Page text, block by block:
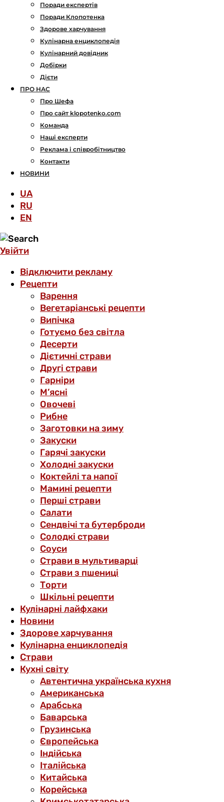
Поради експертів
Поради Клопотенка
Здорове харчування
Кулінарна енциклопедія
Кулінарний довідник
Добірки
Дієти
ПРО НАС
Про Шефа
Про сайт klopotenko.com
Команда
Наші експерти
Реклама і співробітництво
Контакти
НОВИНИ
UA
RU
EN
Увійти
Відключити рекламу
Рецепти
Варення
Вегетаріанські рецепти
Випічка
Готуємо без світла
Десерти
Дієтичні страви
Другі страви
Гарніри
М’ясні
Овочеві
Рибне
Заготовки на зиму
Закуски
Гарячі закуски
Холодні закуски
Коктейлі та напої
Мамині рецепти
Перші страви
Салати
Сендвічі та бутерброди
Солодкі страви
Соуси
Страви в мультиварці
Страви з пшениці
Торти
Шкільні рецепти
Кулінарні лайфхаки
Новини
Здорове харчування
Кулінарна енциклопедія
Страви
Кухні світу
Автентична українська кухня
Американська
Арабська
Баварська
Грузинська
Європейська
Індійська
Італійська
Китайська
Корейська